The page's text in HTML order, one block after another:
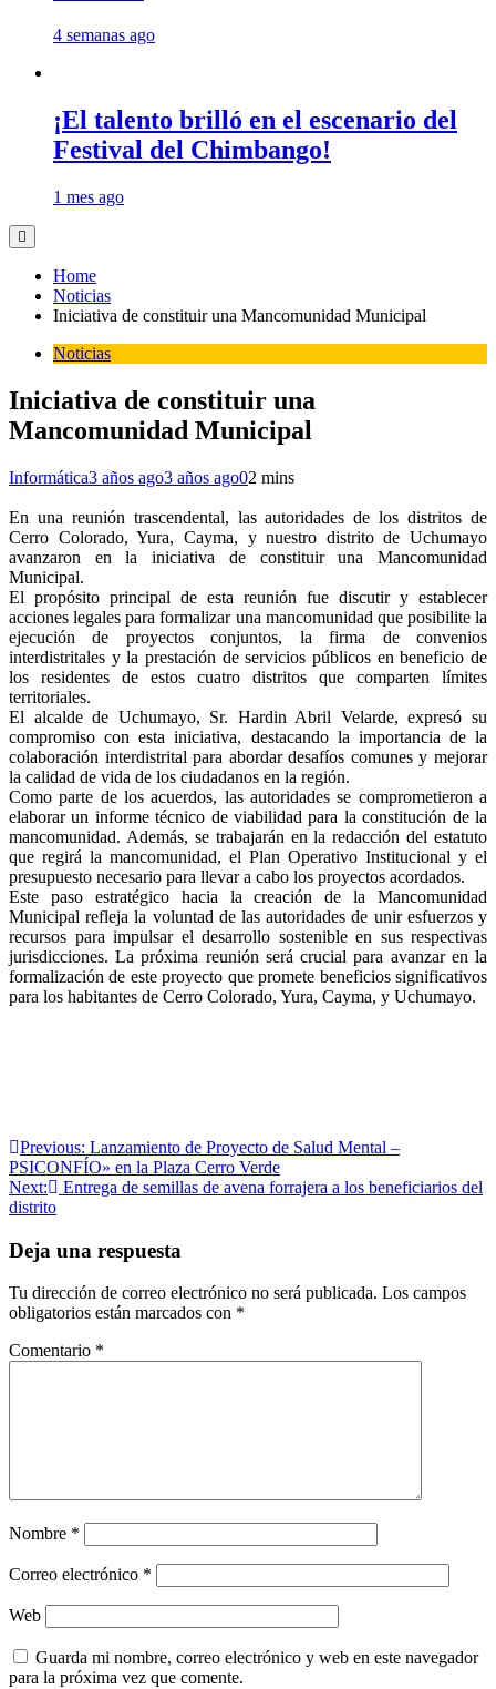
4 semanas ago
¡El talento brilló en el escenario del
Festival del Chimbango!
1 mes ago
Home
Noticias
Iniciativa de constituir una Mancomunidad Municipal
Noticias
Iniciativa de constituir una
Mancomunidad Municipal
Informática3 años ago3 años ago02 mins
En una reunión trascendental, las autoridades de los distritos de
Cerro Colorado, Yura, Cayma, y nuestro distrito de Uchumayo
avanzaron en la iniciativa de constituir una Mancomunidad
Municipal.
El propósito principal de esta reunión fue discutir y establecer
acciones legales para formalizar una mancomunidad que posibilite la
ejecución de proyectos conjuntos, la firma de convenios
interdistritales y la prestación de servicios públicos en beneficio de
los residentes de estos cuatro distritos que comparten límites
territoriales.
El alcalde de Uchumayo, Sr. Hardin Abril Velarde, expresó su
compromiso con esta iniciativa, destacando la importancia de la
colaboración interdistrital para abordar desafíos comunes y mejorar
la calidad de vida de los ciudadanos en la región.
Como parte de los acuerdos, las autoridades se comprometieron a
elaborar un informe técnico de viabilidad para la constitución de la
mancomunidad. Además, se trabajarán en la redacción del estatuto
que regirá la mancomunidad, el Plan Operativo Institucional y el
presupuesto necesario para llevar a cabo los proyectos acordados.
Este paso estratégico hacia la creación de la Mancomunidad
Municipal refleja la voluntad de las autoridades de unir esfuerzos y
recursos para impulsar el desarrollo sostenible en sus respectivas
jurisdicciones. La próxima reunión será crucial para avanzar en la
formalización de este proyecto que promete beneficios significativos
para los habitantes de Cerro Colorado, Yura, Cayma, y Uchumayo.
Navegación
de
entradas
Previous: Lanzamiento de Proyecto de Salud Mental –
PSICONFÍO» en la Plaza Cerro Verde
Next:
Entrega de semillas de avena forrajera a los beneficiarios del
distrito
Deja una respuesta
Tu dirección de correo electrónico no será publicada. Los campos
obligatorios están marcados con *
Comentario *
Nombre *
Correo electrónico *
Web
Guarda mi nombre, correo electrónico y web en este navegador
para la próxima vez que comente.